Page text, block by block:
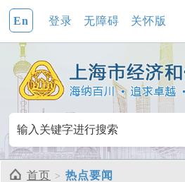
En 登录 无障碍 关怀版
首页 热点要闻